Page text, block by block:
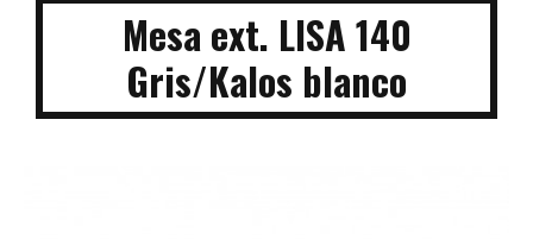
Mesa ext. LISA 140
Gris/Kalos blanco